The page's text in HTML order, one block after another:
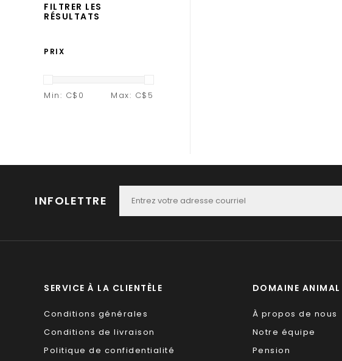
FILTRER LES
RÉSULTATS
PRIX
Min: C$ 0 Max: C$ 5
INFOLETTRE
SERVICE À LA CLIENTÈLE
Conditions générales
Conditions de livraison
Politique de confidentialité
DOMAINE ANIMAL
À propos de nous
Notre équipe
Pension